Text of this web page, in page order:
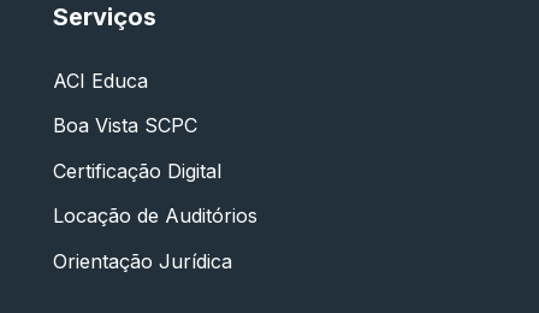
Serviços
ACI Educa
Boa Vista SCPC
Certificação Digital
Locação de Auditórios
Orientação Jurídica